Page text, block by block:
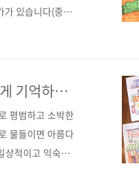
가 있습니다(중국
). 눈썰미가 좋
는 작가의 시그
기억하는
평범하고 소박한
물들이면 아름다
상적이고 익숙하